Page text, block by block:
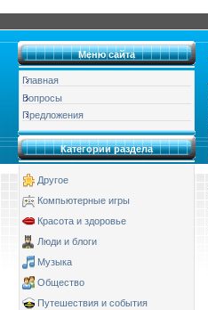
Меню сайта
Главная
Вопросы
Предложения
Категории раздела
Другое
Компьютерные игры
Красота и здоровье
Люди и блоги
Музыка
Общество
Путешествия и события